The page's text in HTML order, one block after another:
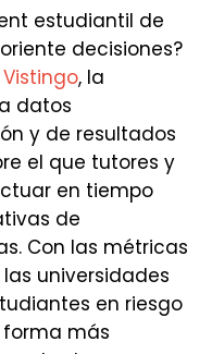
estudiantil de
decisiones?
Vistingo, la
datos
y de resultados
el que tutores y
en tiempo
de
Con las métricas
universidades
en riesgo
forma más